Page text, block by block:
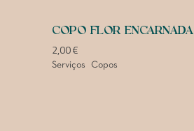
COPO FLOR ENCARNADA
2,00€
Serviços Copos